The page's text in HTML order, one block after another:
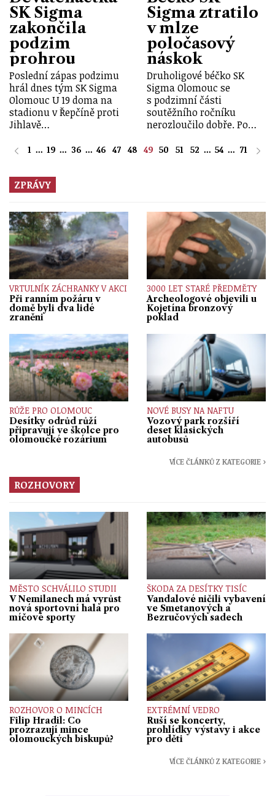
SK Sigma
zakončila
podzim
prohrou
Poslední zápas podzimu
hrál dnes tým SK Sigma
Olomouc U 19 doma na
stadionu v Řepčíně proti
Jihlavě…
Sigma ztratilo
v mlze
poločasový
náskok
Druholigové béčko SK
Sigma Olomouc se
s podzimní části
soutěžního ročníku
nerozloučilo dobře. Po…
1 ... 19 ... 36 ... 46 47 48 49 50 51 52 ... 54 ... 71
ZPRÁVY
VRTULNÍK ZÁCHRANKY V AKCI
Při ranním požáru v
domě byli dva lidé
zraněni
3000 LET STARÉ PŘEDMĚTY
Archeologové objevili u
Kojetína bronzový
poklad
RŮŽE PRO OLOMOUC
Desítky odrůd růží
připravují ve školce pro
olomoucké rozárium
NOVÉ BUSY NA NAFTU
Vozový park rozšíří
deset klasických
autobusů
VÍCE ČLÁNKŮ Z KATEGORIE ›
ROZHOVORY
MĚSTO SCHVÁLILO STUDII
V Nemilanech má vyrůst
nová sportovní hala pro
míčové sporty
ŠKODA ZA DESÍTKY TISÍC
Vandalové ničili vybavení
ve Smetanových a
Bezručových sadech
ROZHOVOR O MINCÍCH
Filip Hradil: Co
prozrazují mince
olomouckých biskupů?
EXTRÉMNÍ VEDRO
Ruší se koncerty,
prohlídky výstavy i akce
pro děti
VÍCE ČLÁNKŮ Z KATEGORIE ›